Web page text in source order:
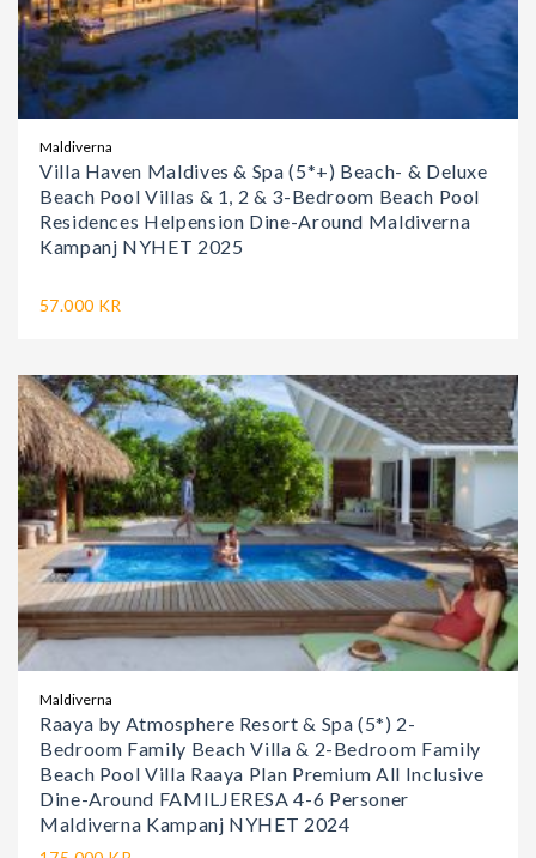
Maldiverna
Villa Haven Maldives & Spa (5*+) Beach- & Deluxe
Beach Pool Villas & 1, 2 & 3-Bedroom Beach Pool
Residences Helpension Dine-Around Maldiverna
Kampanj NYHET 2025
57.000 KR
Maldiverna
Raaya by Atmosphere Resort & Spa (5*) 2-
Bedroom Family Beach Villa & 2-Bedroom Family
Beach Pool Villa Raaya Plan Premium All Inclusive
Dine-Around FAMILJERESA 4-6 Personer
Maldiverna Kampanj NYHET 2024